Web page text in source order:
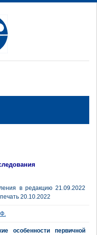
в редакцию 21.09.2022
20.10.2022
особенности первичной